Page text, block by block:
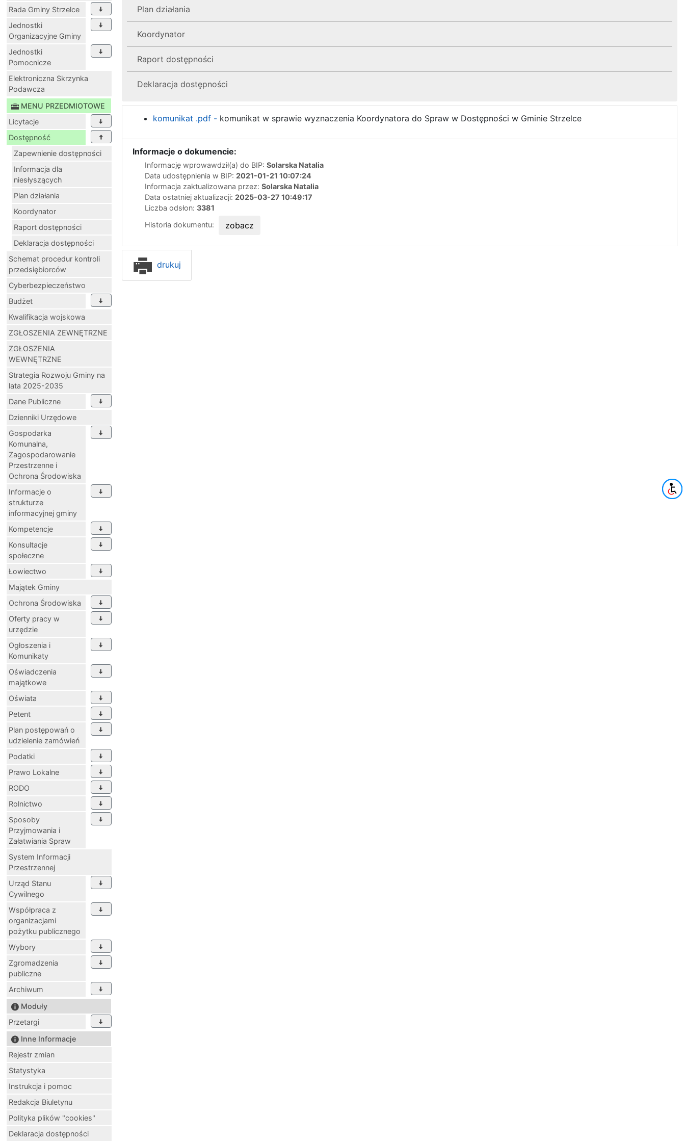
Rada Gminy Strzelce
Jednostki
Organizacyjne Gminy
Jednostki
Pomocnicze
Elektroniczna Skrzynka
Podawcza
MENU PRZEDMIOTOWE
Licytacje
Dostępność
Zapewnienie dostępności
Informacja dla
niesłyszących
Plan działania
Koordynator
Raport dostępności
Deklaracja dostępności
Schemat procedur kontroli
przedsiębiorców
Cyberbezpieczeństwo
Budżet
Kwalifikacja wojskowa
ZGŁOSZENIA ZEWNĘTRZNE
ZGŁOSZENIA
WEWNĘTRZNE
Strategia Rozwoju Gminy na
lata 2025-2035
Dane Publiczne
Dzienniki Urzędowe
Gospodarka
Komunalna,
Zagospodarowanie
Przestrzenne i
Ochrona Środowiska
Informacje o
strukturze
informacyjnej gminy
Kompetencje
Konsultacje
społeczne
Łowiectwo
Majątek Gminy
Ochrona Środowiska
Oferty pracy w
urzędzie
Ogłoszenia i
Komunikaty
Oświadczenia
majątkowe
Oświata
Petent
Plan postępowań o
udzielenie zamówień
Podatki
Prawo Lokalne
RODO
Rolnictwo
Sposoby
Przyjmowania i
Załatwiania Spraw
System Informacji
Przestrzennej
Urząd Stanu
Cywilnego
Współpraca z
organizacjami
pożytku publicznego
Wybory
Zgromadzenia
publiczne
Archiwum
Moduły
Przetargi
Inne Informacje
Rejestr zmian
Statystyka
Instrukcja i pomoc
Redakcja Biuletynu
Polityka plików "cookies"
Deklaracja dostępności
Plan działania
Koordynator
Raport dostępności
Deklaracja dostępności
komunikat .pdf - komunikat w sprawie wyznaczenia Koordynatora do Spraw w Dostępności w Gminie Strzelce
Informacje o dokumencie:
Informację wprowawdził(a) do BIP: Solarska Natalia
Data udostępnienia w BIP: 2021-01-21 10:07:24
Informacja zaktualizowana przez: Solarska Natalia
Data ostatniej aktualizacji: 2025-03-27 10:49:17
Liczba odsłon: 3381
Historia dokumentu:
zobacz
drukuj